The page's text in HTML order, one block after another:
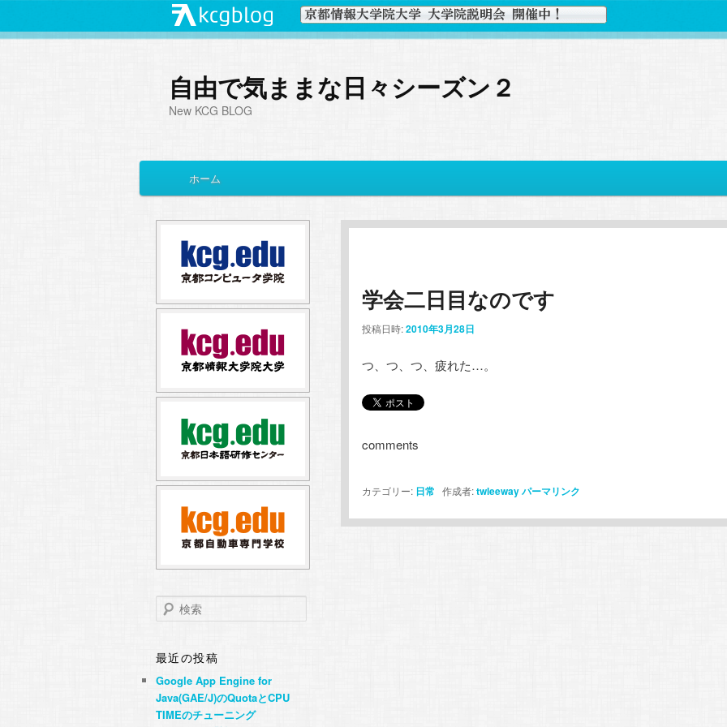
自由で気ままな日々シーズン２
New KCG BLOG
イ
メ
イ
ン
コ
ン
ツ
移
サ
ブ
コ
ン
テ
へ
動
ホーム
学会二日目なのです
投稿日時:2010年3月28日
つ、つ、つ、疲れた…。
comments
カテゴリー: 日常 作成者:twleewayパーマリンク
検
索
最近の投稿
Google App Engine for
Java(GAE/J)のQuotaとCPU
TIMEのチューニング